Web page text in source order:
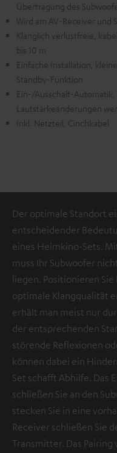
Übertragung des
Wird am AV-Receiver und
Klanglich verlustfreie,
bis 10 m
Einfache Installation,
Standby-Funktion
Ein-/Ausschalt-Automatik,
Lautstärkeänderungen
Inkl. Netzteil, Cinchkabel
Der optimale Standort
entscheidender
eines Heimkino-Sets.
muss Ihr Subwoofer
liegen. Positionieren
optimale Klangqualität
erhält man meist nur
der entsprechenden
störende Reflexionen
können dabei ein
Set schafft Abhilfe. Das
schließen Sie an den
stecken Sie in eine
Receiver schließen Sie
Transmitter. Das